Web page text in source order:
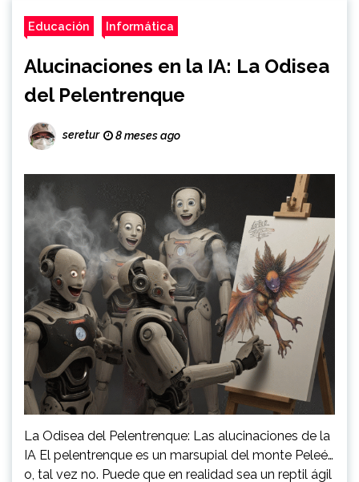
Educación Informática
Alucinaciones en la IA: La Odisea
del Pelentrenque
seretur 8 meses ago
La Odisea del Pelentrenque: Las alucinaciones de la
IA El pelentrenque es un marsupial del monte Peleé…
o, tal vez no. Puede que en realidad sea un reptil ágil